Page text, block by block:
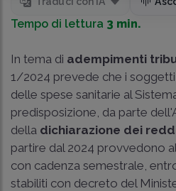
Tempo di lettura 3 min.
In tema di adempimenti
1/2024 prevede che i
delle spese sanitarie al
predisposizione, da parte
della dichiarazione dei
partire dal 2024 provvedono
con cadenza semestrale,
stabiliti con decreto del